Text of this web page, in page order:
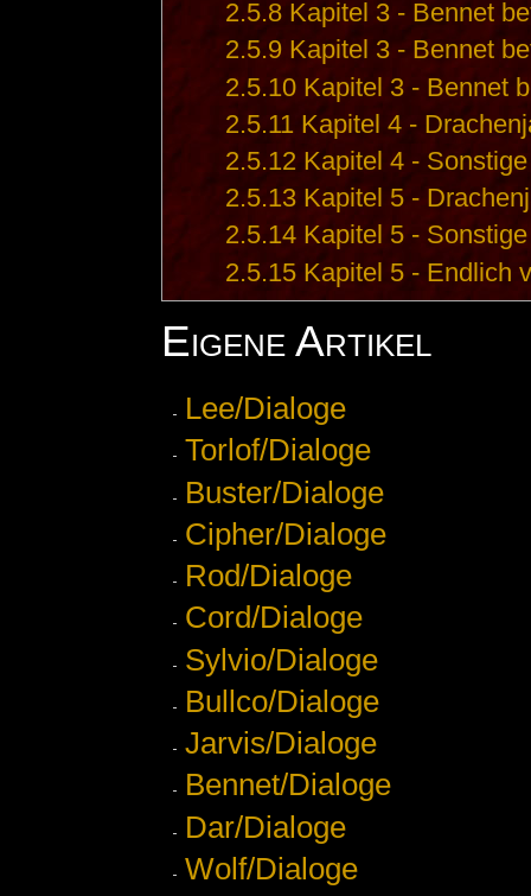
2.5.8 Kapitel 3 - Bennet
2.5.9 Kapitel 3 - Bennet
2.5.10 Kapitel 3 - Bennet
2.5.11 Kapitel 4 -
2.5.12 Kapitel 4 -
2.5.13 Kapitel 5 -
2.5.14 Kapitel 5 -
2.5.15 Kapitel 5 - Endlich
Eigene Artikel
Lee/Dialoge
Torlof/Dialoge
Buster/Dialoge
Cipher/Dialoge
Rod/Dialoge
Cord/Dialoge
Sylvio/Dialoge
Bullco/Dialoge
Jarvis/Dialoge
Bennet/Dialoge
Dar/Dialoge
Wolf/Dialoge